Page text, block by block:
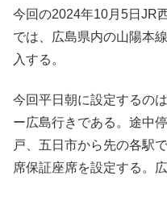
今回の2024年10月5日JR
では、広島県内の山陽本
入する。
今回平日朝に設定するの
ー広島行きである。途中
戸、五日市から先の各駅
席保証座席を設定する。